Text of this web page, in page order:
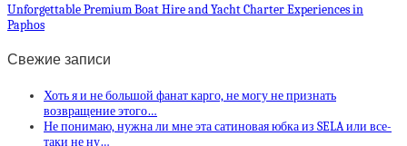
Unforgettable Premium Boat Hire and Yacht Charter Experiences in
Paphos
Свежие записи
Хоть я и не большой фанат карго, не могу не признать
возвращение этого…
Не понимаю, нужна ли мне эта сатиновая юбка из SELA или все-
таки не ну…